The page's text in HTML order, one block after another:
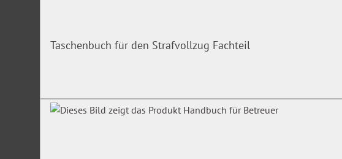
Taschenbuch für den Strafvollzug Fachteil